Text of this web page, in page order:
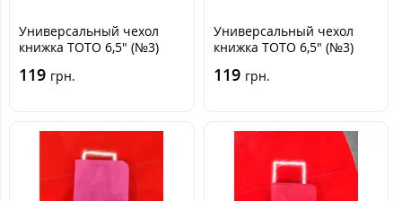
Универсальный чехол
книжка TOTO 6,5" (№3)
119 грн.
Универсальный чехол
книжка TOTO 6,5" (№3)
119 грн.